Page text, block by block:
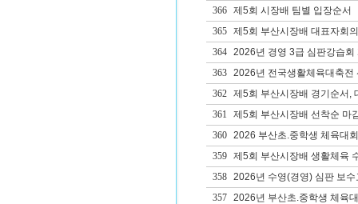
366
제5회 시장배 팀별 입장순서
365
제5회 부산시장배 대표자회
364
2026년 경영 3급 심판강습회
363
2026년 전국생활체육대축전
362
제5회 부산시장배 경기순서,
361
제5회 부산시장배 선착순 마
360
2026 부산초.중학생 체육대
359
제5회 부산시장배 생활체육
358
2026년 수영(경영) 심판 보
357
2026년 부산초.중학생 체육